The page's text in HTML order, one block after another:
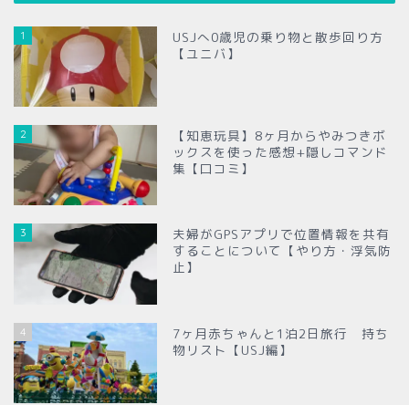
1
USJへ0歳児の乗り物と散歩回り方
【ユニバ】
2
【知恵玩具】8ヶ月からやみつきボ
ックスを使った感想+隠しコマンド
集【口コミ】
3
夫婦がGPSアプリで位置情報を共有
することについて【やり方・浮気防
止】
4
7ヶ月赤ちゃんと1泊2日旅行 持ち
物リスト【USJ編】